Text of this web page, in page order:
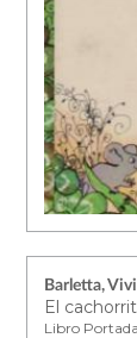
Barletta,
El
Libro